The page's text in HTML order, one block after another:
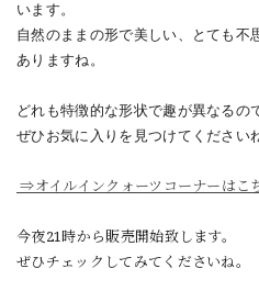
います。
自然のままの形で美しい、とても 不
ありますね。
どれも特徴的な形状で趣が異なるの
ぜひお気に入りを見つけてください
⇒オイルインクォーツコーナーはこ
今夜21時から販売開始致します。
ぜひチェックしてみてくださいね。